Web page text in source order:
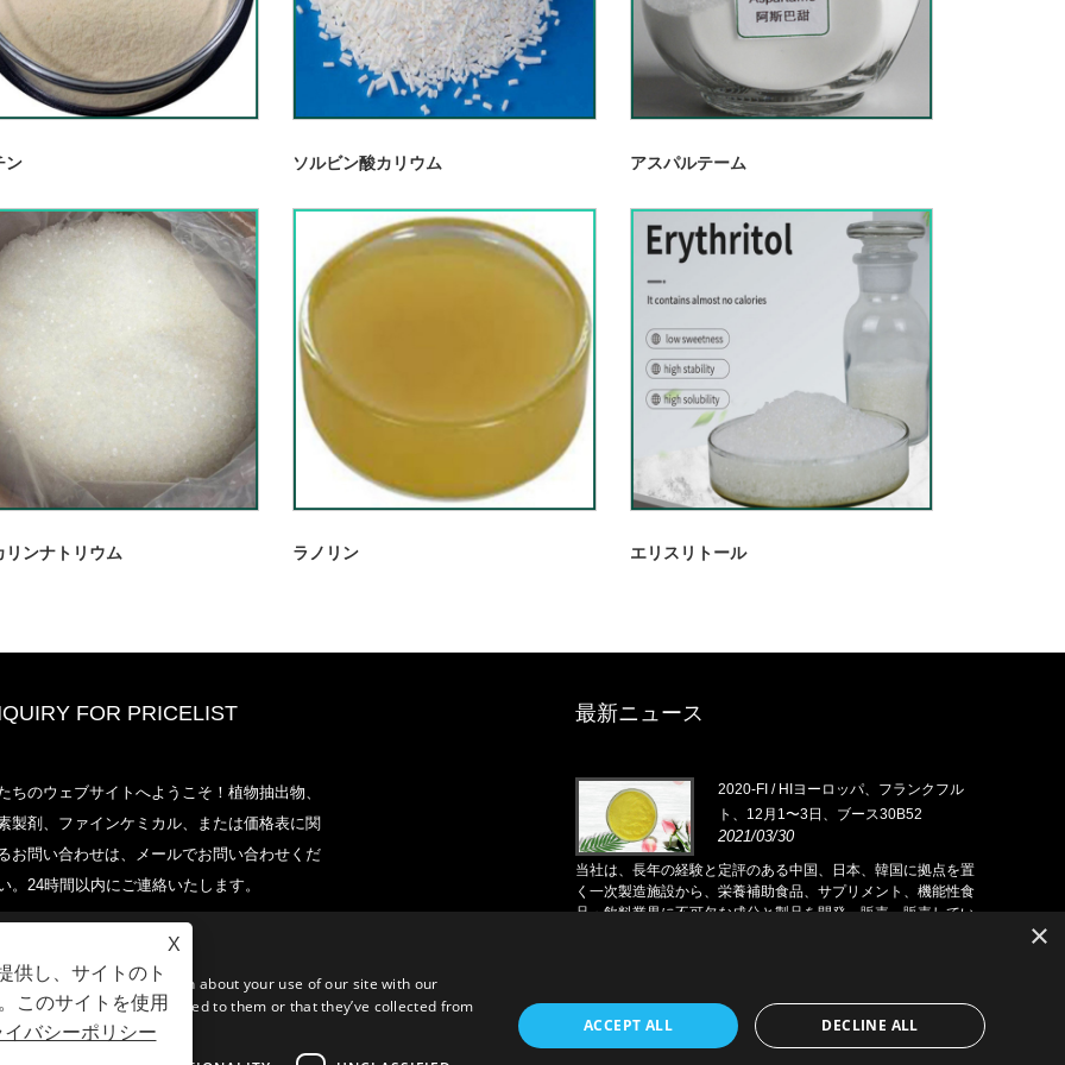
ン ソルビン酸カリウム アスパルテーム
リンナトリウム ラノリン エリスリトール
FOR PRICELIST
ちのウェブサイトへようこそ！植物抽出物、
製剤、ファインケミカル、または価格表に関
お問い合わせは、メールでお問い合わせくだ
。24時間以内にご連絡いたします。
最新ニュース
13〜15日、ブース18L33
2021/03/30
く一次製造施設から、栄養補助食品、サプリメント、機能性食
品・飲料業界に不可欠な成分と製品を開発、販売、販売してい
ます。ソーシングにおける当社の専門知識と評判は、世界中の
パートナーに利益をもたらします。
2020-FI / HIヨーロッパ、フランクフル
ト、12月1〜3日、ブース30B52
2021/03/30
当社は、長年の経験と定評のある中国、日本、韓国に拠点を置
く一次製造施設から、栄養補助食品、サプリメント、機能性食
品・飲料業界に不可欠な成分と製品を開発、販売、販売してい 品・飲料業
ます。ソー
X
供し、サイトのト
このサイトを使用
イバシーポリシー
×
We also share information about your use of our site with our
that you’ve provided to them or that they’ve collected from
ACCEPT ALL DECLINE ALL